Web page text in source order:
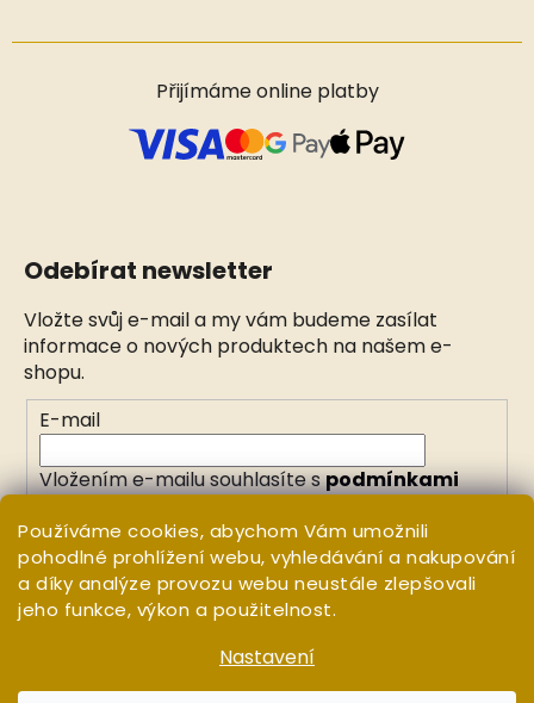
Používáme cookies, abychom Vám umožnili
pohodlné prohlížení webu, vyhledávání a nakupování
a díky analýze provozu webu neustále zlepšovali
jeho funkce, výkon a použitelnost.
Nastavení
Přijímáme online platby
Odebírat newsletter
Vložte svůj e-mail a my vám budeme zasílat
informace o nových produktech na našem e-
shopu.
E-mail
Vložením e-mailu souhlasíte spodmínkami
PŘIHLÁSIT SE
Vytvořil Shoptet